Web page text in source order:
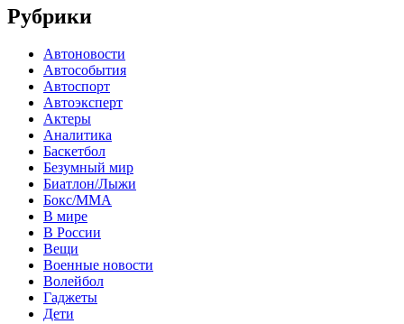
Рубрики
Автоновости
Автособытия
Автоспорт
Автоэксперт
Актеры
Аналитика
Баскетбол
Безумный мир
Биатлон/Лыжи
Бокс/MMA
В мире
В России
Вещи
Военные новости
Волейбол
Гаджеты
Дети